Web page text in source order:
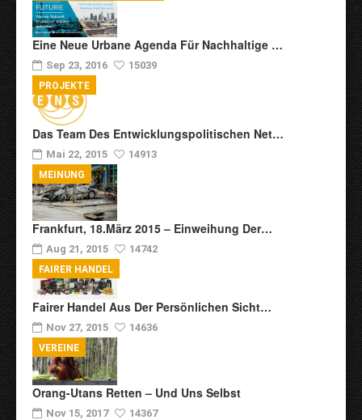
Eine Neue Urbane Agenda Für Nachhaltige …
Sep 23, 2016 15039
Das Team Des Entwicklungspolitischen Net…
Mai 22, 2015 14913
PROJEKTE
Frankfurt, 18.März 2015 – Einweihung Der…
Aug 21, 2015 14742
MEINUNG
Fairer Handel Aus Der Persönlichen Sicht…
Nov 27, 2015 14636
FAIRER HANDEL
Orang-Utans Retten – Und Uns Selbst
Nov 15, 2017 14367
VEREINE